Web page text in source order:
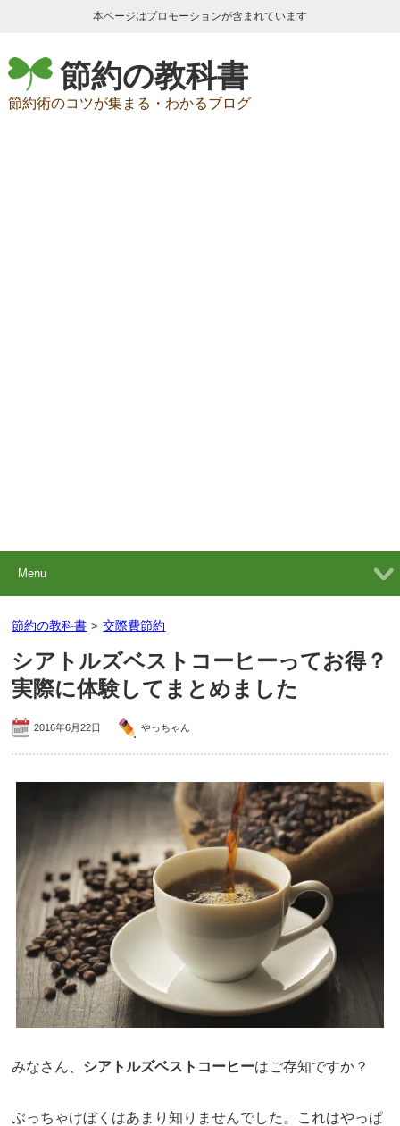
本ページはプロモーションが含まれています
節約の教科書
節約術のコツが集まる・わかるブログ
Menu
節約の教科書 > 交際費節約
シアトルズベストコーヒーってお得？
実際に体験してまとめました
2016年6月22日 やっちゃん
みなさん、 シアトルズベストコーヒーはご存知ですか？
ぶっちゃけぼくはあまり知りませんでした。これはやっぱ